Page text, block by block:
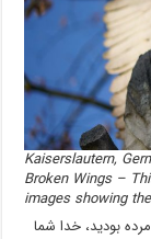
Kaiserslautern,
Broken Wings –
images showing
بودید، خدا شما